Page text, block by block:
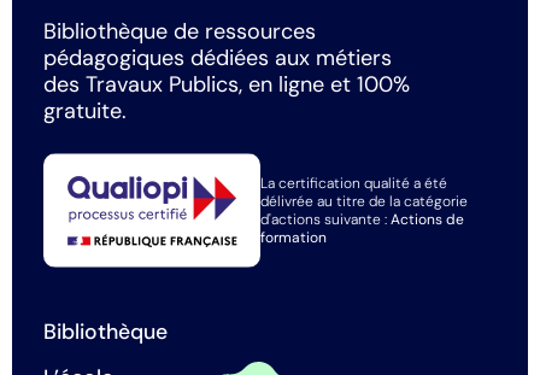
Bibliothèque de ressources
pédagogiques dédiées aux métiers
des Travaux Publics, en ligne et 100%
gratuite.
La certification qualité a été
délivrée au titre de la catégorie
d'actions suivante :Actions de
formation
Bibliothèque